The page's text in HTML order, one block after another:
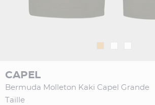
CAPEL
Bermuda Molleton Kaki Capel Grande
Taille